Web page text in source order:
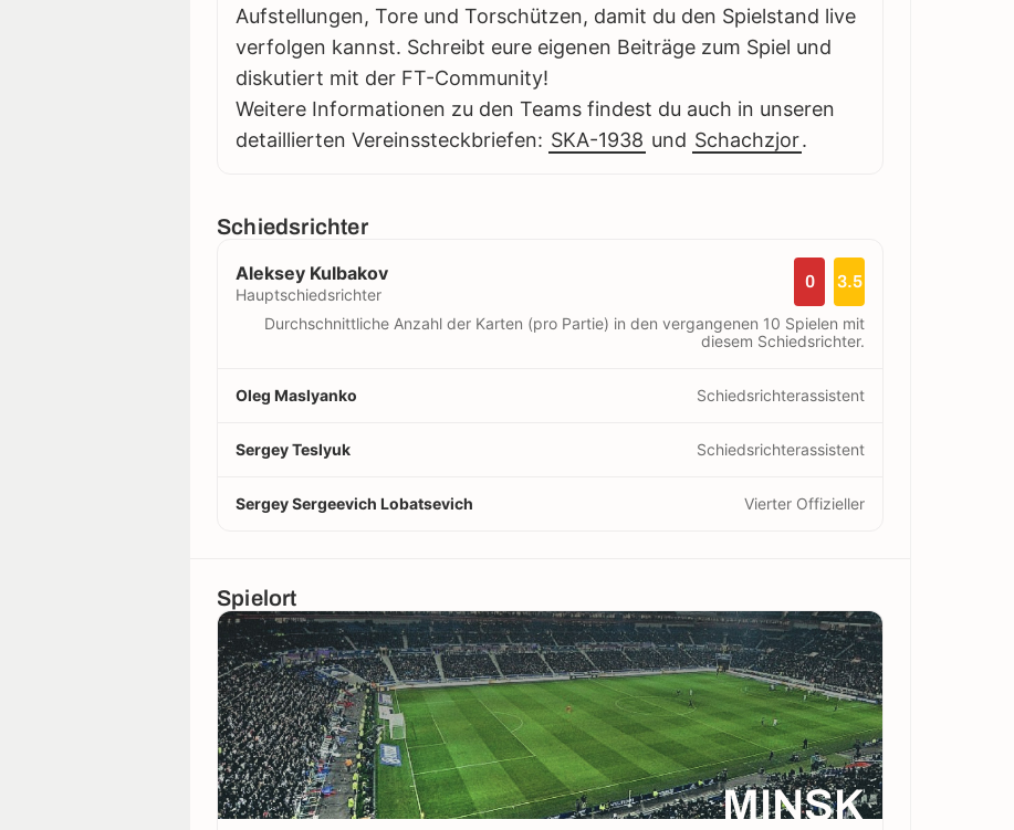
Aufstellungen, Tore und Torschützen, damit du den Spielstand live
verfolgen kannst. Schreibt eure eigenen Beiträge zum Spiel und
diskutiert mit der FT-Community!
Weitere Informationen zu den Teams findest du auch in unseren
detaillierten Vereinssteckbriefen: SKA-1938 und Schachzjor.
Schiedsrichter
Aleksey Kulbakov
Hauptschiedsrichter
0 3.5
Durchschnittliche Anzahl der Karten (pro Partie) in den vergangenen 10 Spielen mit
diesem Schiedsrichter.
Oleg Maslyanko Schiedsrichterassistent
Sergey Teslyuk Schiedsrichterassistent
Sergey Sergeevich Lobatsevich Vierter Offizieller
Spielort
MINSK